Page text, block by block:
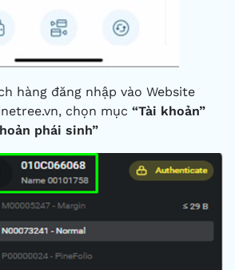
hàng đăng nhập vào Website
chọn mục “Tài khoản”
phái sinh”